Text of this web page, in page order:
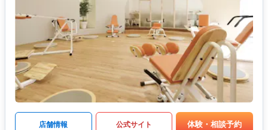
店舗情報 公式サイト 体験・相談予約